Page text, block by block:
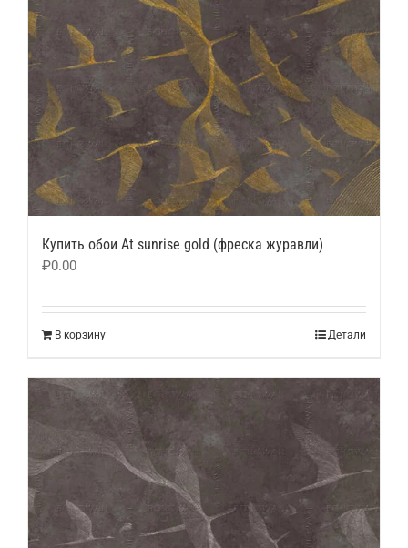
Купить обои Аt sunrise gold (фреска журавли)
₽0.00
В корзину Детали